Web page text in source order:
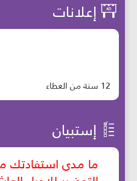
إعلانات
12 سنة من العطاء
إستبيان